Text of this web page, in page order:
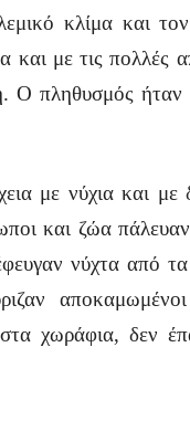
κλίμα και
με τις πολλές
Ο πληθυσμός
με νύχια και με
και ζώα
νύχτα από
χωράφια, δεν